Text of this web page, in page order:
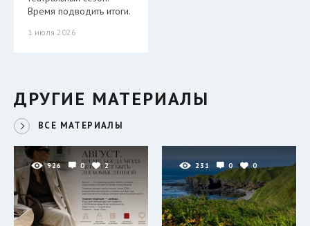
Время подводить итоги.
1 июля 2026
ДРУГИЕ МАТЕРИАЛЫ
ВСЕ МАТЕРИАЛЫ
926 0 2 231 0 0